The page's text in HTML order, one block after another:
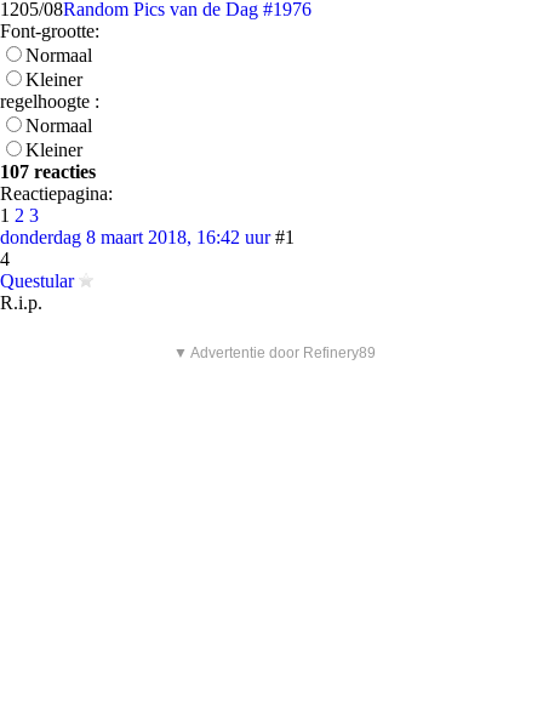
1205/08Random Pics van de Dag #1976
Font-grootte:
Normaal
Kleiner
regelhoogte :
Normaal
Kleiner
107 reacties
Reactiepagina:
1 2 3
donderdag 8 maart 2018, 16:42 uur #1
4
Questular
R.i.p.
▼ Advertentie door Refinery89